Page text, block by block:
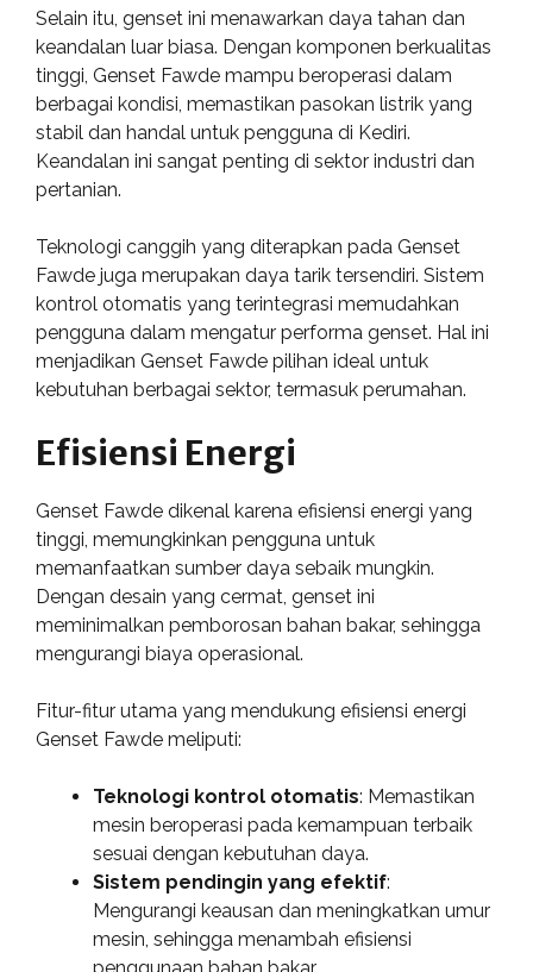
Selain itu, genset ini menawarkan daya tahan dan
keandalan luar biasa. Dengan komponen berkualitas
tinggi, Genset Fawde mampu beroperasi dalam
berbagai kondisi, memastikan pasokan listrik yang
stabil dan handal untuk pengguna di Kediri.
Keandalan ini sangat penting di sektor industri dan
pertanian.
Teknologi canggih yang diterapkan pada Genset
Fawde juga merupakan daya tarik tersendiri. Sistem
kontrol otomatis yang terintegrasi memudahkan
pengguna dalam mengatur performa genset. Hal ini
menjadikan Genset Fawde pilihan ideal untuk
kebutuhan berbagai sektor, termasuk perumahan.
Efisiensi Energi
Genset Fawde dikenal karena efisiensi energi yang
tinggi, memungkinkan pengguna untuk
memanfaatkan sumber daya sebaik mungkin.
Dengan desain yang cermat, genset ini
meminimalkan pemborosan bahan bakar, sehingga
mengurangi biaya operasional.
Fitur-fitur utama yang mendukung efisiensi energi
Genset Fawde meliputi:
Teknologi kontrol otomatis: Memastikan
mesin beroperasi pada kemampuan terbaik
sesuai dengan kebutuhan daya.
Sistem pendingin yang efektif:
Mengurangi keausan dan meningkatkan umur
mesin, sehingga menambah efisiensi